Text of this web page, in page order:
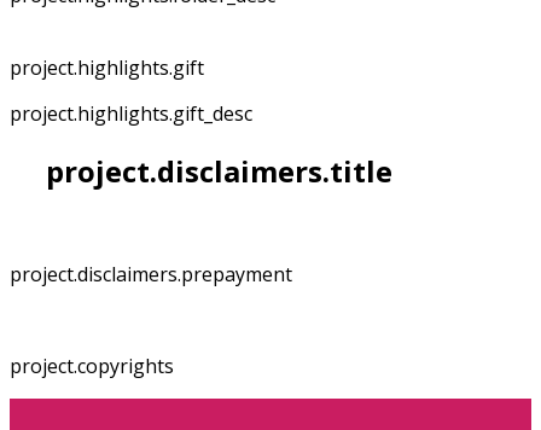
project.highlights.gift
project.highlights.gift_desc
project.disclaimers.title
project.disclaimers.prepayment
project.copyrights